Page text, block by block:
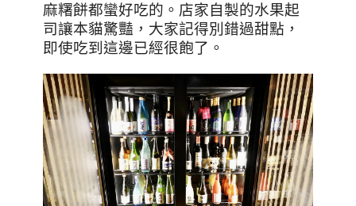
麻糬餅都蠻好吃的。店家自製的水果起
司讓本貓驚豔，大家記得別錯過甜點，
即使吃到這邊已經很飽了。